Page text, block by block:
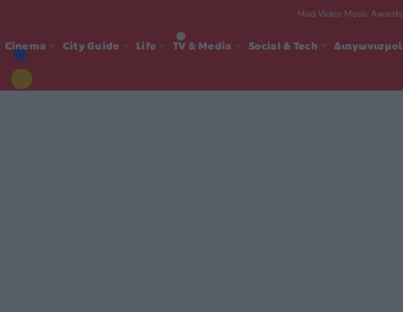
Mad Video Music Awards
Cinema City Guide Life TV & Media Social & Tech Διαγωνισμοί